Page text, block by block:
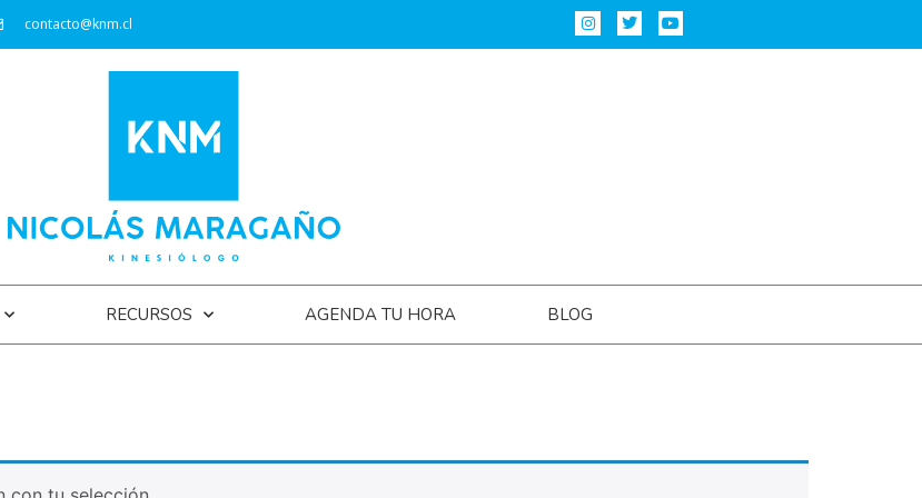
contacto@knm.cl
RECURSOS AGENDA TU HORA
BLOG